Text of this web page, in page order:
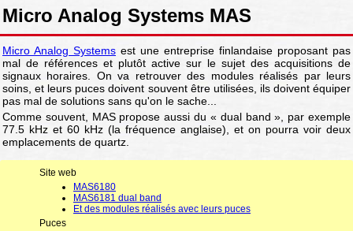
Micro Analog Systems MAS
Micro Analog Systems est une entreprise finlandaise proposant pas
mal de références et plutôt active sur le sujet des acquisitions de
signaux horaires. On va retrouver des modules réalisés par leurs
soins, et leurs puces doivent souvent être utilisées, ils doivent équiper
pas mal de solutions sans qu'on le sache...
Comme souvent, MAS propose aussi du « dual band », par exemple
77.5 kHz et 60 kHz (la fréquence anglaise), et on pourra voir deux
emplacements de quartz.
Site web
MAS6180
MAS6181 dual band
Et des modules réalisés avec leurs puces
Puces